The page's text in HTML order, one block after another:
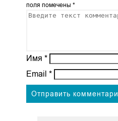
поля помечены *
Имя *
Email *